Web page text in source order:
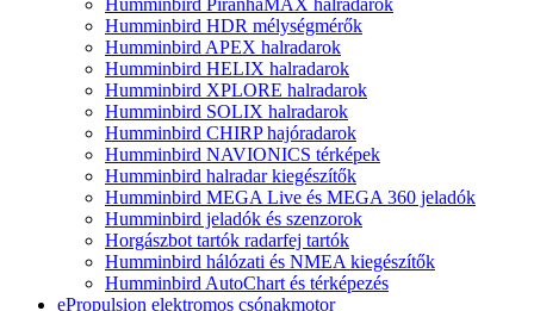
Humminbird PiranhaMAX halradarok
Humminbird HDR mélységmérők
Humminbird APEX halradarok
Humminbird HELIX halradarok
Humminbird XPLORE halradarok
Humminbird SOLIX halradarok
Humminbird CHIRP hajóradarok
Humminbird NAVIONICS térképek
Humminbird halradar kiegészítők
Humminbird MEGA Live és MEGA 360 jeladók
Humminbird jeladók és szenzorok
Horgászbot tartók radarfej tartók
Humminbird hálózati és NMEA kiegészítők
Humminbird AutoChart és térképezés
ePropulsion elektromos csónakmotor